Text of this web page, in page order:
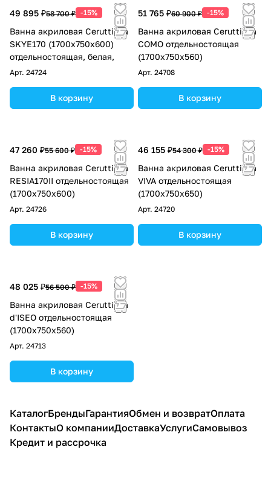
49 895 ₽58 700 ₽ -15%
Ванна акриловая Ceruttispa
SKYE170 (1700x750x600)
отдельностоящая, белая,
Арт. 24724
В корзину
51 765 ₽60 900 ₽ -15%
Ванна акриловая Ceruttispa
COMO отдельностоящая
(1700x750x560)
Арт. 24708
В корзину
47 260 ₽55 600 ₽ -15%
Ванна акриловая Ceruttispa
RESIA170II отдельностоящая
(1700x750x600)
Арт. 24726
В корзину
46 155 ₽54 300 ₽ -15%
Ванна акриловая Ceruttispa
VIVA отдельностоящая
(1700x750x650)
Арт. 24720
В корзину
48 025 ₽56 500 ₽ -15%
Ванна акриловая Ceruttispa
d'ISEO отдельностоящая
(1700x750x560)
Арт. 24713
В корзину
КаталогБрендыГарантияОбмен и возвратОплата
КонтактыО компанииДоставкаУслугиСамовывоз
Кредит и рассрочка